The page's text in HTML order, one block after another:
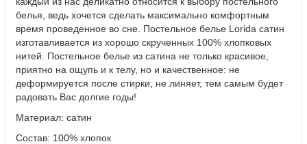
белья, ведь хочется сделать максимально комфортным
время проведенное во сне. Постельное белье Lorida сатин
изготавливается из хорошо скрученных 100% хлопковых
нитей. Постельное белье из сатина не только красивое,
приятно на ощупь и к телу, но и качественное: не
деформируется после стирки, не линяет, тем самым будет
радовать Вас долгие годы!
Материал: сатин
Состав: 100% хлопок